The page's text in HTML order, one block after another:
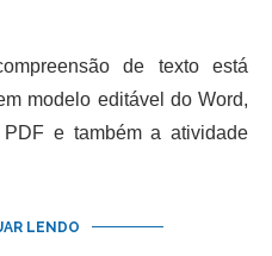
de texto está
modelo editável do Word,
e também a atividade
LENDO